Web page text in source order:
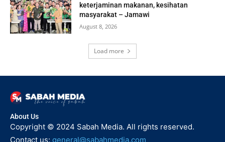
keterjaminan makanan, kesihatan
masyarakat – Jamawi
August 8, 2026
Load more
About Us
Copyright © 2024 Sabah Media. All rights reserved.
Contact us: general@sabahmedia.com